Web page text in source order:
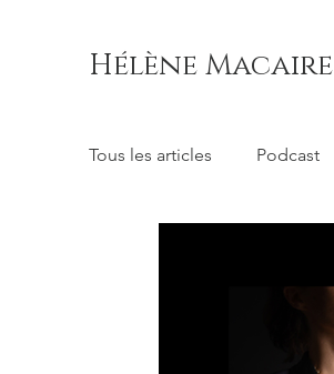
Hélène Macaire
Tous les articles Podcast